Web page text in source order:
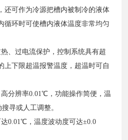
还可作为冷源把槽内被制冷的液体
循环时可使槽内液体温度非常均匀
、过电流保护，控制系统具有超
上下限超温报警温度，超温时可自
分辨率0.01℃，功能操作简便，温
寻或人工调整。
0.01℃，温度波动度可达±0.0